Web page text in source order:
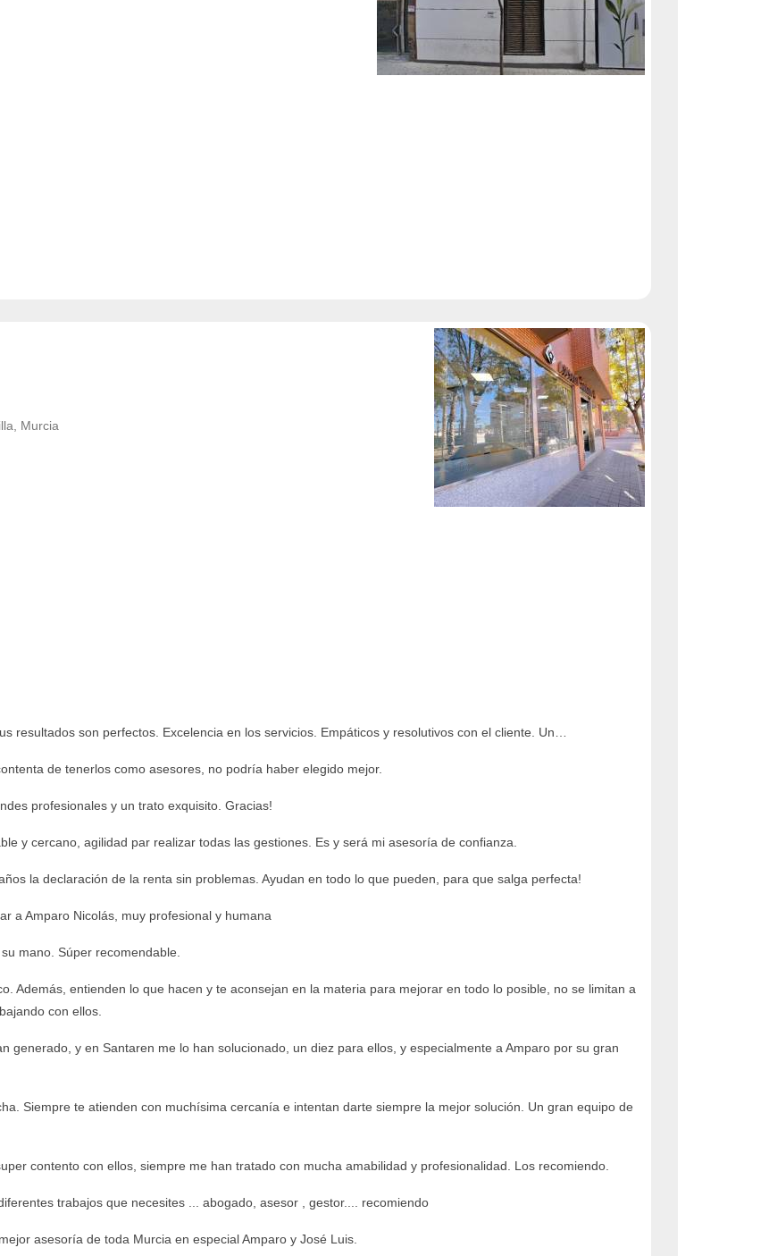
Murcia
resultados son perfectos. Excelencia en los servicios. Empáticos y resolutivos con el cliente. Un…
de tenerlos como asesores, no podría haber elegido mejor.
profesionales y un trato exquisito. Gracias!
y cercano, agilidad par realizar todas las gestiones. Es y será mi asesoría de confianza.
la declaración de la renta sin problemas. Ayudan en todo lo que pueden, para que salga perfecta!
a Amparo Nicolás, muy profesional y humana
mano. Súper recomendable.
Además, entienden lo que hacen y te aconsejan en la materia para mejorar en todo lo posible, no se limitan a
con ellos.
generado, y en Santaren me lo han solucionado, un diez para ellos, y especialmente a Amparo por su gran
Siempre te atienden con muchísima cercanía e intentan darte siempre la mejor solución. Un gran equipo de
contento con ellos, siempre me han tratado con mucha amabilidad y profesionalidad. Los recomiendo.
trabajos que necesites ... abogado, asesor , gestor.... recomiendo
asesoría de toda Murcia en especial Amparo y José Luis.